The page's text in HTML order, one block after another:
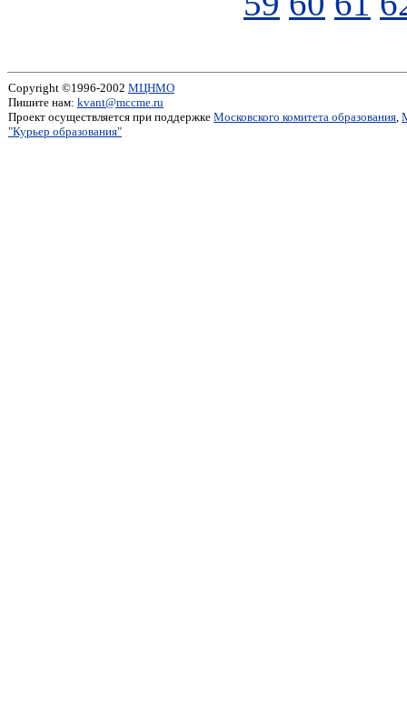
Copyright ©1996-2002 МЦНМО
Пишите нам: kvant@mccme.ru
Проект осуществляется при поддержке Московского комитета образования,
"Курьер образования"